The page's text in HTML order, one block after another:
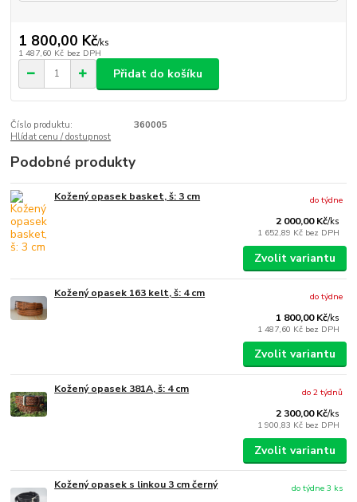
1 800,00 Kč/ks
1 487,60 Kč bez DPH
Přidat do košíku
Číslo produktu:
360005
Hlídat cenu / dostupnost
Podobné produkty
Kožený opasek basket, š: 3 cm
2 000,00 Kč/ks
1 652,89 Kč bez DPH
do týdne
Zvolit variantu
Kožený opasek 163 kelt, š: 4 cm
1 800,00 Kč/ks
1 487,60 Kč bez DPH
do týdne
Zvolit variantu
Kožený opasek 381A, š: 4 cm
2 300,00 Kč/ks
1 900,83 Kč bez DPH
do 2 týdnů
Zvolit variantu
Kožený opasek s linkou 3 cm černý
do týdne 3 ks